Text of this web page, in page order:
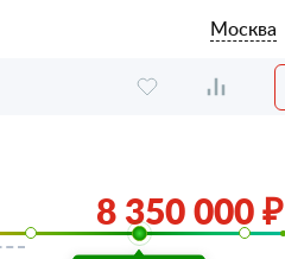
Москва
8 350 000 ₽